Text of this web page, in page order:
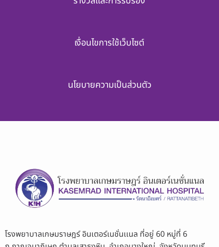
เงื่อนไขการใช้เว็บไซต์
นโยบายความเป็นส่วนตัว
โรงพยาบาลเกษมราษฎร์ อินเตอร์เนชั่นเเนล ที่อยู่ 60 หมู่ที่ 6